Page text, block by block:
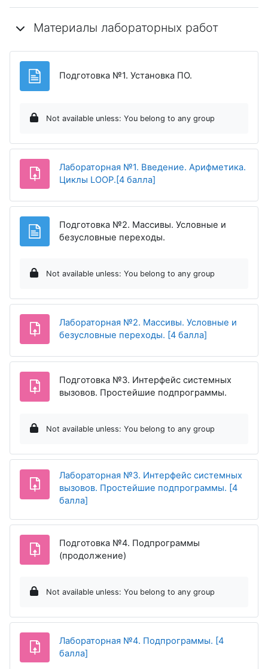
Материалы лабораторных работ
Подготовка №1. Установка ПО.
Not available unless: You belong to any group
Лабораторная №1. Введение. Арифметика.
Циклы LOOP.[4 балла]
Подготовка №2. Массивы. Условные и
безусловные переходы.
Not available unless: You belong to any group
Лабораторная №2. Массивы. Условные и
безусловные переходы. [4 балла]
Подготовка №3. Интерфейс системных
вызовов. Простейшие подпрограммы.
Not available unless: You belong to any group
Лабораторная №3. Интерфейс системных
вызовов. Простейшие подпрограммы. [4
балла]
Подготовка №4. Подпрограммы
(продолжение)
Not available unless: You belong to any group
Лабораторная №4. Подпрограммы. [4
балла]